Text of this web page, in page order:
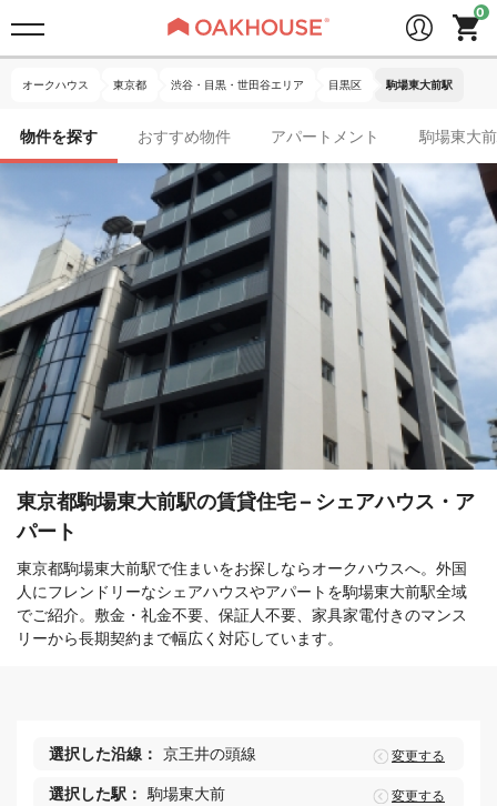
オークハウス 東京都 渋谷・目黒・世田谷エリア 目黒区 駒場東大前駅
物件を探す おすすめ物件 アパートメント 駒場東大
東京都駒場東大前駅の賃貸住宅 – シェアハウス・ア
パート
東京都駒場東大前駅で住まいをお探しならオークハウスへ。外国
人にフレンドリーなシェアハウスやアパートを駒場東大前駅全域
でご紹介。敷金・礼金不要、保証人不要、家具家電付きのマンス
リーから長期契約まで幅広く対応しています。
選択した沿線： 京王井の頭線 変更する
選択した駅： 駒場東大前 変更する